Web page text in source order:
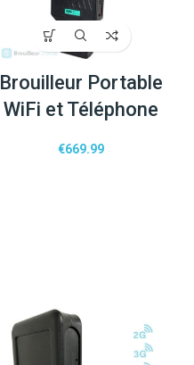
Brouilleur Portable
WiFi et Téléphone
€669.99